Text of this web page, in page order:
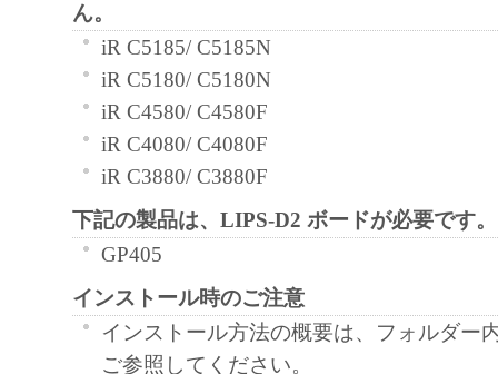
Canon and its licensors retain in all respects the
and intellectual property rights in and to the
as expressly provided herein, no license or
implied, is hereby conveyed or granted by
intellectual property of Canon and its licensors.
You agree to comply with all export laws and
regulations of the country involved, and not to
export, directly or indirectly, the SOFTWARE
such laws, restrictions and regulations, or
approvals.
ん。
iR C5185/ C5185N
iR C5180/ C5180N
iR C4580/ C4580F
iR C4080/ C4080F
iR C3880/ C3880F
下記の製品は、LIPS-D2 ボードが必要です。
GP405
インストール時のご注意
インストール方法の概要は、フォルダー
ご参照してください。